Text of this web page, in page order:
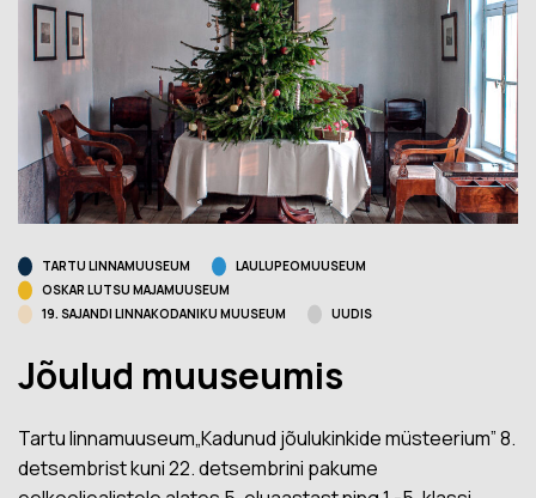
TARTU LINNAMUUSEUM
LAULUPEOMUUSEUM
OSKAR LUTSU MAJAMUUSEUM
19. SAJANDI LINNAKODANIKU MUUSEUM
UUDIS
Jõulud muuseumis
Tartu linnamuuseum„Kadunud jõulukinkide müsteerium” 8.
detsembrist kuni 22. detsembrini pakume